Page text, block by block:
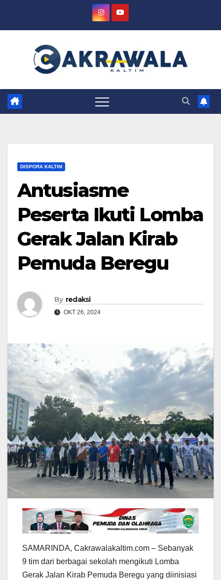
DISPORA KALTIM
Antusiasme
Peserta Ikuti Lomba
Gerak Jalan Kirab
Pemuda Beregu
By redaksi
OKT 26, 2024
SAMARINDA, Cakrawalakaltim.com – Sebanyak
9 tim dari berbagai sekolah mengikuti Lomba
Gerak Jalan Kirab Pemuda Beregu yang diinisiasi